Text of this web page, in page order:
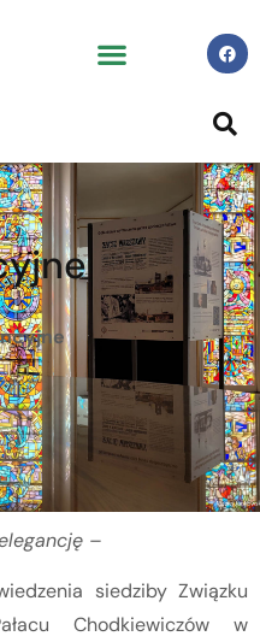
–
siedziby Związku
Chodkiewiczów w